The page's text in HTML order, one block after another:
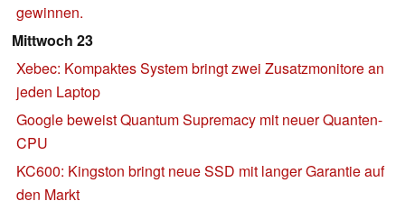
gewinnen.
Mittwoch 23
Xebec: Kompaktes System bringt zwei Zusatzmonitore an
jeden Laptop
Google beweist Quantum Supremacy mit neuer Quanten-
CPU
KC600: Kingston bringt neue SSD mit langer Garantie auf
den Markt